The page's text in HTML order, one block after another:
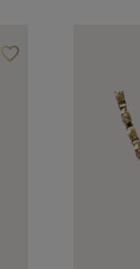
favorite_borderAjouter à vos favoris